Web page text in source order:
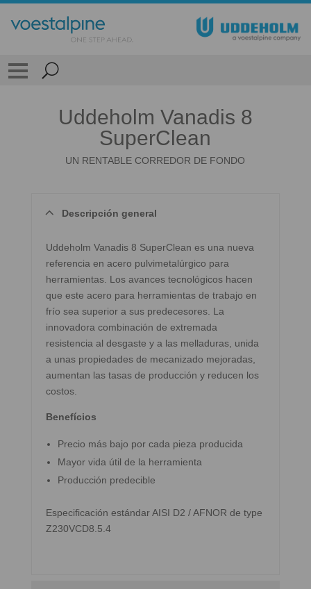
Uddeholm Vanadis 8
SuperClean
UN RENTABLE CORREDOR DE FONDO
Descripción general
Uddeholm Vanadis 8 SuperClean es una nueva
referencia en acero pulvimetalúrgico para
herramientas. Los avances tecnológicos hacen
que este acero para herramientas de trabajo en
frío sea superior a sus predecesores. La
innovadora combinación de extremada
resistencia al desgaste y a las melladuras, unida
a unas propiedades de mecanizado mejoradas,
aumentan las tasas de producción y reducen los
costos.
Benefícios
Precio más bajo por cada pieza producida
Mayor vida útil de la herramienta
Producción predecible
Especificación estándar AISI D2 / AFNOR de type
Z230VCD8.5.4